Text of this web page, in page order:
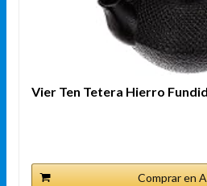
Vier Ten Tetera Hierro
Comprar en